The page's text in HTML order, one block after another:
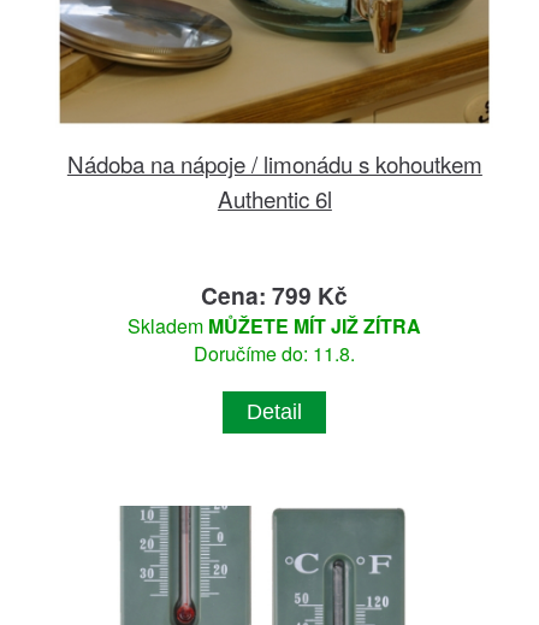
Nádoba na nápoje / limonádu s kohoutkem
Authentic 6l
Cena: 799 Kč
Skladem MŮŽETE MÍT JIŽ ZÍTRA
Doručíme do: 11.8.
Detail